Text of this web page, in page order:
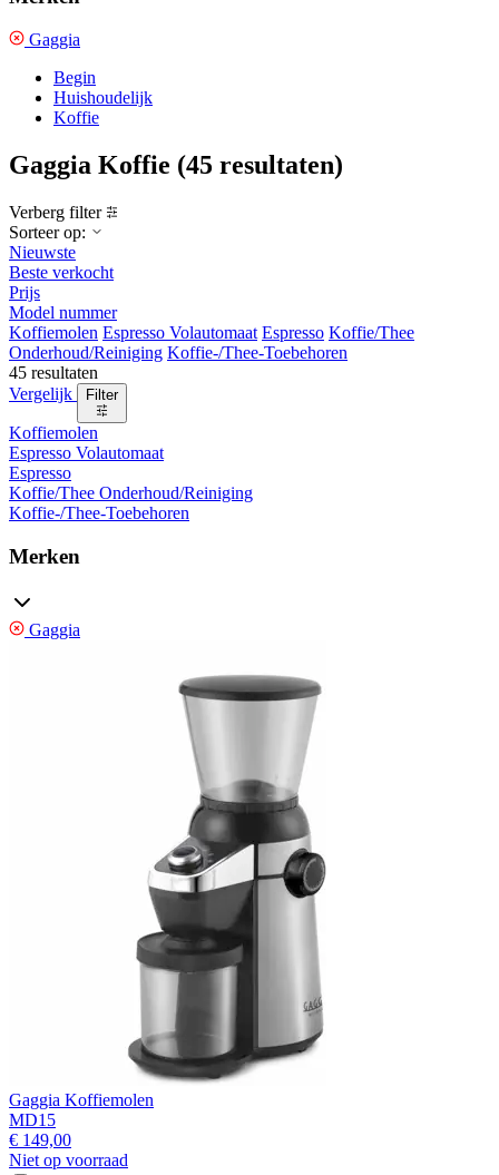
Gaggia
Begin
Huishoudelijk
Koffie
Gaggia Koffie (45 resultaten)
Verberg filter
Sorteer op:
Nieuwste
Beste verkocht
Prijs
Model nummer
Koffiemolen Espresso Volautomaat Espresso Koffie/Thee
Onderhoud/Reiniging Koffie-/Thee-Toebehoren
45 resultaten
Vergelijk
Filter
Koffiemolen
Espresso Volautomaat
Espresso
Koffie/Thee Onderhoud/Reiniging
Koffie-/Thee-Toebehoren
Merken
Gaggia
Gaggia Koffiemolen
MD15
€ 149,00
Niet op voorraad